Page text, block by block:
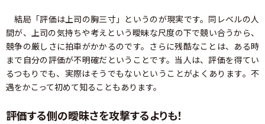
結局「評価は上司の胸三寸」というのが現実です。同レベルの人
間が、上司の気持ちや考えという曖昧な尺度の下で競い合うから、
競争の厳しさに拍車がかかるのです。さらに残酷なことは、ある時
まで自分の評価が不明確だということです。当人は、評価を得てい
るつもりでも、実際はそうでもないということがよくあります。不
遇をかこって初めて知ることもあります。
評価する側の曖昧さを攻撃するよりも！